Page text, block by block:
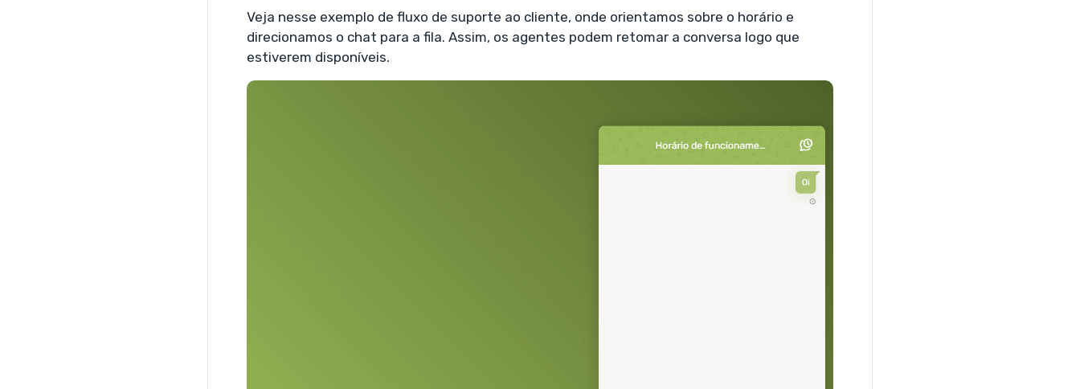
Veja nesse exemplo de fluxo de suporte ao cliente, onde orientamos sobre o horário e
direcionamos o chat para a fila. Assim, os agentes podem retomar a conversa logo que
estiverem disponíveis.